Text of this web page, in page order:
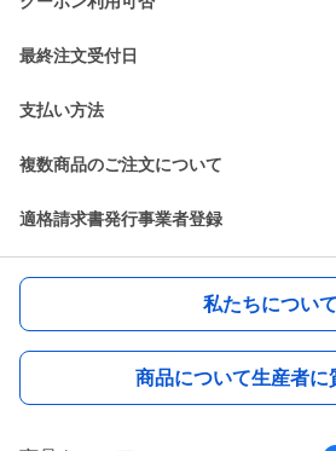
最終注文受付日
支払い方法
複数商品のご注文について
適格請求書発行事業者登録
私たちについて
商品について生産者に